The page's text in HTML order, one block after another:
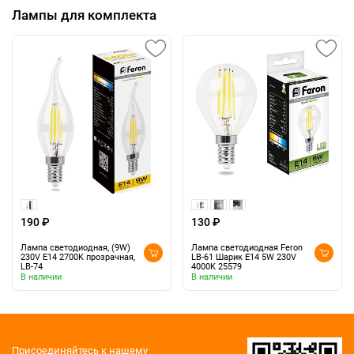
Лампы для комплекта
190 ₽
Лампа светодиодная, (9W)
230V E14 2700K прозрачная,
LB-74
В наличии
130 ₽
Лампа светодиодная Feron
LB-61 Шарик E14 5W 230V
4000K 25579
В наличии
Присоединяйтесь к нашему